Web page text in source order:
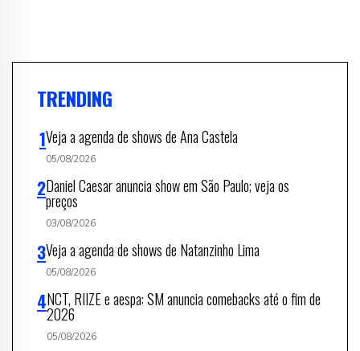
TRENDING
Veja a agenda de shows de Ana Castela
05/08/2026
Daniel Caesar anuncia show em São Paulo; veja os
preços
03/08/2026
Veja a agenda de shows de Natanzinho Lima
05/08/2026
NCT, RIIZE e aespa: SM anuncia comebacks até o fim de
2026
05/08/2026